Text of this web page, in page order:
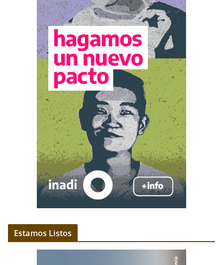
Estamos Listos